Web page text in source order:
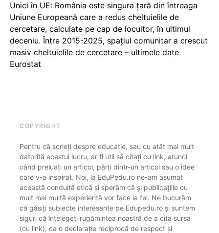
Unici în UE: România este singura țară din întreaga
Uniune Europeană care a redus cheltuielile de
cercetare, calculate pe cap de locuitor, în ultimul
deceniu. Între 2015-2025, spațiul comunitar a crescut
masiv cheltuielile de cercetare – ultimele date
Eurostat
COPYRIGHT
Pentru că scrieți despre educație, sau cu atât mai mult
datorită acestui lucru, ar fi util să citați cu link, atunci
când preluați un articol, părți dintr-un articol sau o idee
care v-a inspirat. Noi, la EduPedu.ro ne-am asumat
această conduită etică și sperăm că și publicațiile cu
mult mai multă experiență vor face la fel. Ne bucurăm
că găsiți subiecte interesante pe Edupedu.ro și suntem
siguri că înțelegeți rugămintea noastră de a cita sursa
(cu link), ca o declarație reciprocă de respect și